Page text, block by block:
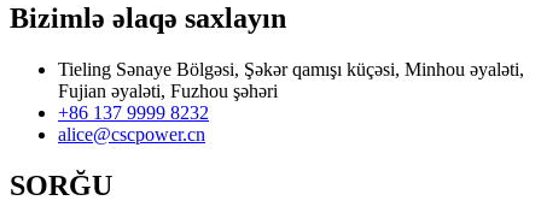
Bizimlə əlaqə saxlayın
Tieling Sənaye Bölgəsi, Şəkər qamışı küçəsi, Minhou əyaləti,
Fujian əyaləti, Fuzhou şəhəri
+86 137 9999 8232
alice@cscpower.cn
SORĞU